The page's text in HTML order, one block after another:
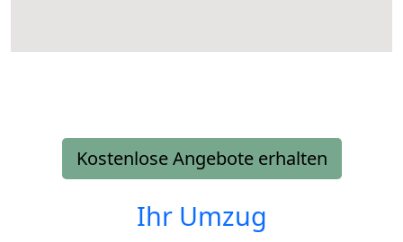
Kostenlose Angebote erhalten
Ihr Umzug